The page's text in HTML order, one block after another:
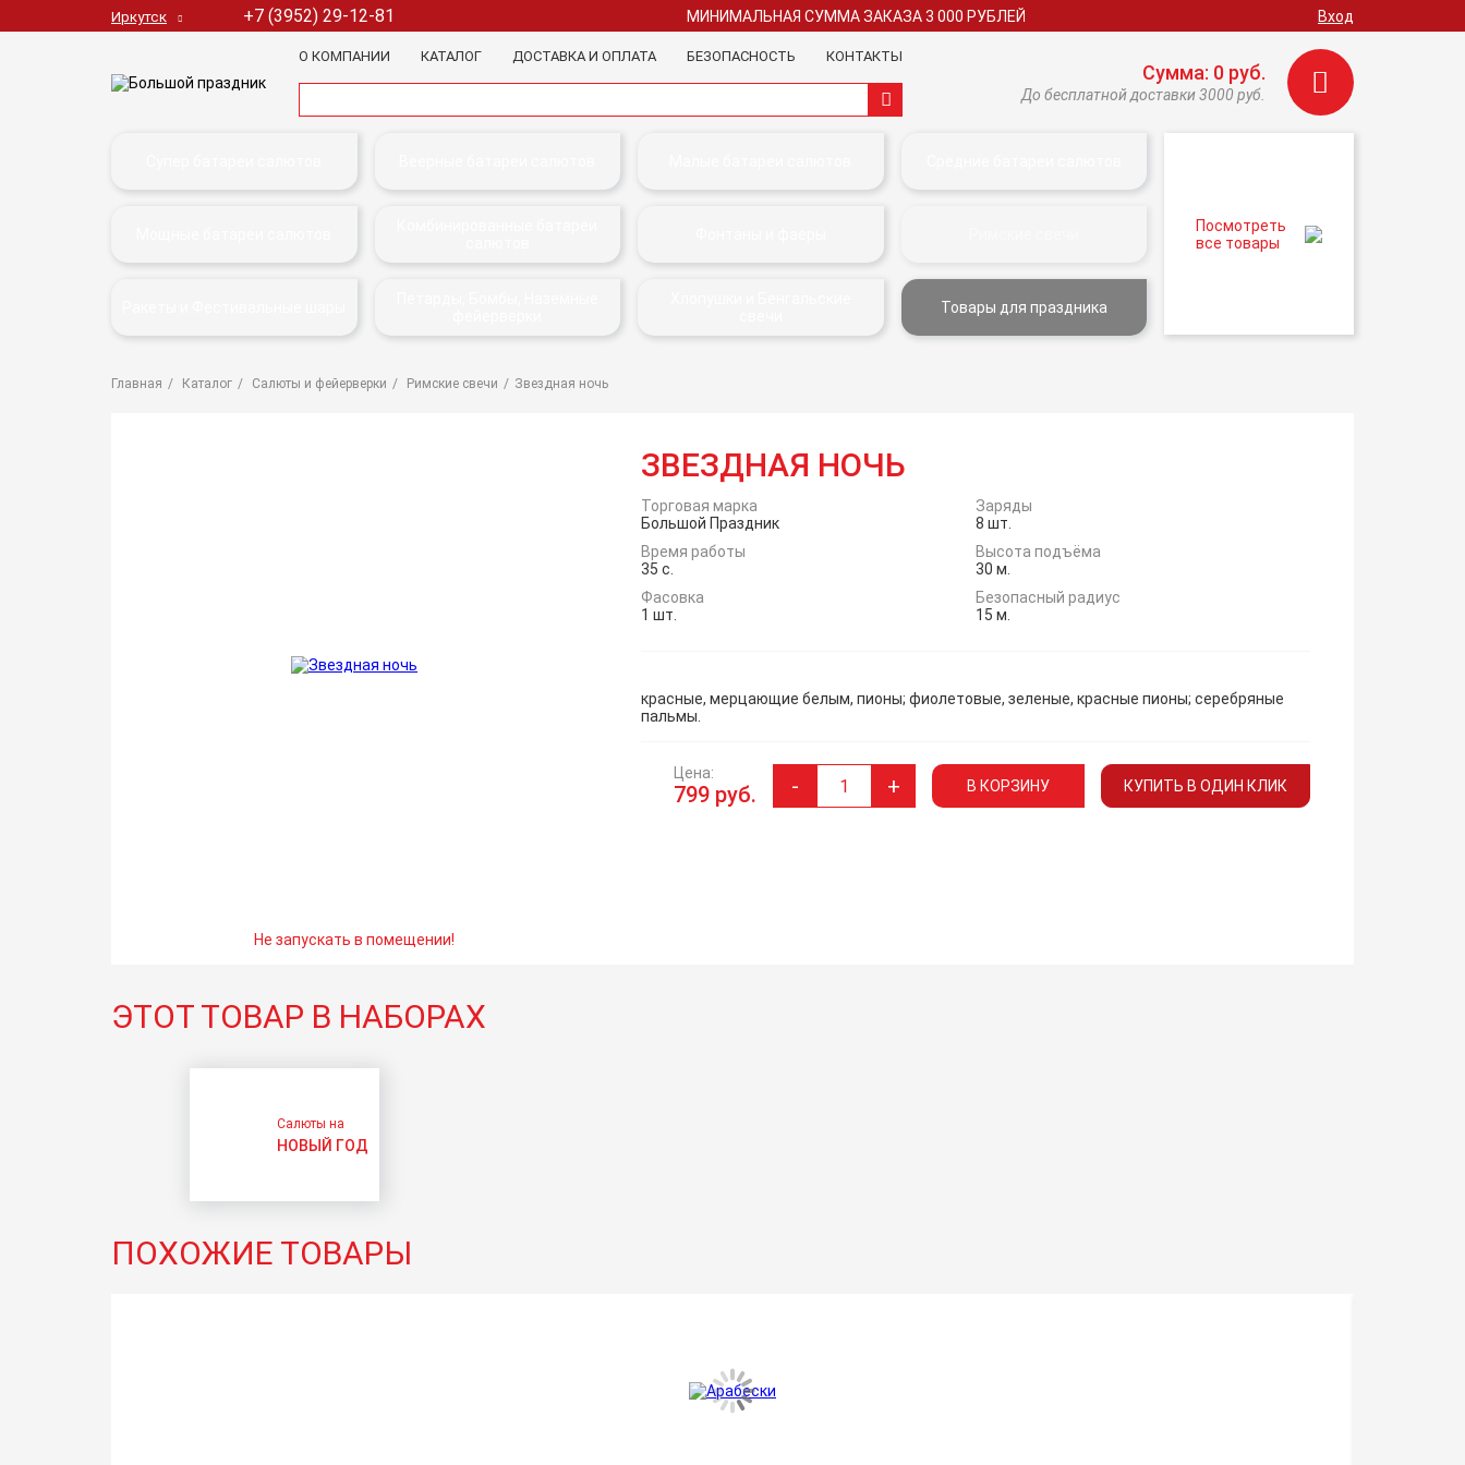
Иркутск +7 (3952) 29-12-81 МИНИМАЛЬНАЯ СУММА ЗАКАЗА 3 000 РУБЛЕЙ Вход
О КОМПАНИИ КАТАЛОГ ДОСТАВКА И ОПЛАТА БЕЗОПАСНОСТЬ КОНТАКТЫ
Сумма: 0 руб.
До бесплатной доставки 3000 руб.
Товары для праздника
Посмотреть
все товары
Главная Каталог Салюты и фейерверки Римские свечи Звездная ночь
Не запускать в помещении!
ЗВЕЗДНАЯ НОЧЬ
Торговая марка
Большой Праздник
Заряды
8 шт.
Время работы
35 с.
Высота подъёма
30 м.
Фасовка
1 шт.
Безопасный радиус
15 м.
красные, мерцающие белым, пионы; фиолетовые, зеленые, красные пионы; серебряные
пальмы.
Цена:
799 руб. - + В КОРЗИНУ КУПИТЬ В ОДИН КЛИК
ЭТОТ ТОВАР В НАБОРАХ
Салюты на
НОВЫЙ ГОД
ПОХОЖИЕ ТОВАРЫ